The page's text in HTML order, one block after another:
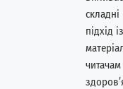
підхід